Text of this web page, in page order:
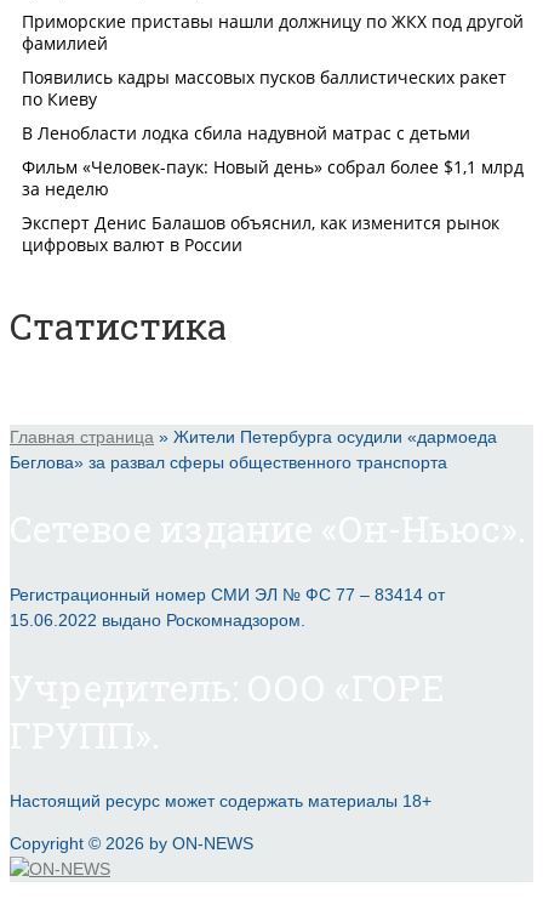
Статистика
Главная страница » Жители Петербурга осудили «дармоеда
Беглова» за развал сферы общественного транспорта
Регистрационный номер СМИ ЭЛ № ФС 77 – 83414 от
15.06.2022 выдано Роскомнадзором.
Настоящий ресурс может содержать материалы 18+
Copyright © 2026 by ON-NEWS